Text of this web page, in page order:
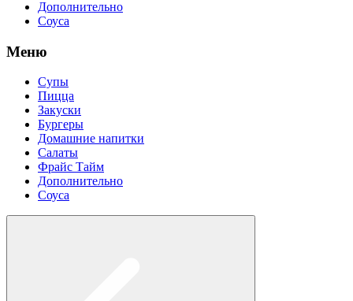
Дополнительно
Соуса
Меню
Супы
Пицца
Закуски
Бургеры
Домашние напитки
Салаты
Фрайс Тайм
Дополнительно
Соуса